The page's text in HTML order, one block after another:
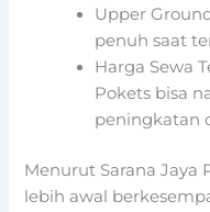
Upper
penuh saat
Harga Sewa
Pokets bisa
peningkatan
Menurut Sarana Jaya
lebih awal